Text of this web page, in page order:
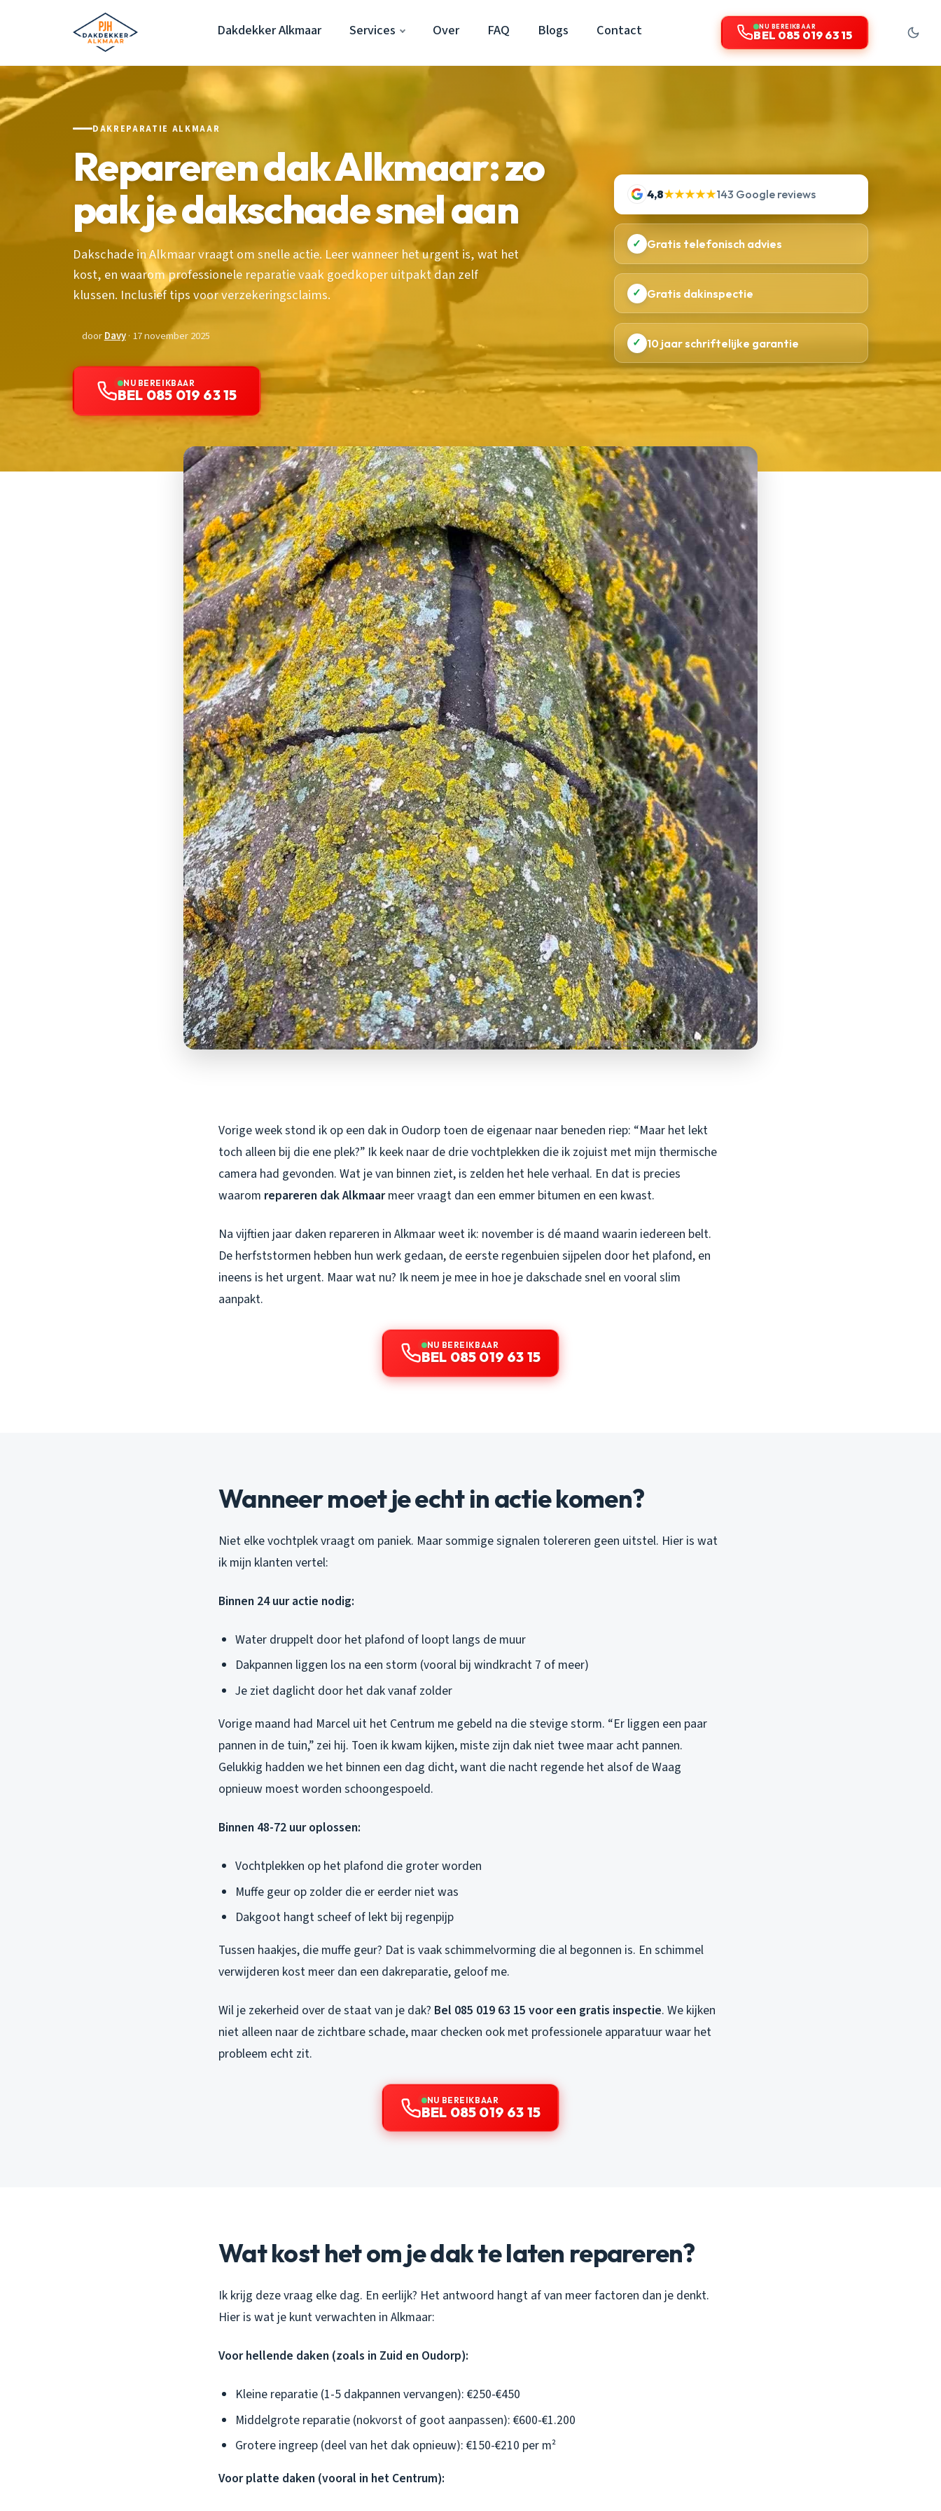
Dakdekker Alkmaar Services Over FAQ Blogs Contact NU BEREIKBAAR
BEL 085 019 63 15
DAKREPARATIE ALKMAAR
Repareren dak Alkmaar: zo
pak je dakschade snel aan
Dakschade in Alkmaar vraagt om snelle actie. Leer wanneer het urgent is, wat het
kost, en waarom professionele reparatie vaak goedkoper uitpakt dan zelf
klussen. Inclusief tips voor verzekeringsclaims.
doorDavy· 17 november 2025
NU BEREIKBAAR
BEL 085 019 63 15
4,8★★★★★143 Google reviews
✓ Gratis telefonisch advies
✓ Gratis dakinspectie
✓ 10 jaar schriftelijke garantie
Vorige week stond ik op een dak in Oudorp toen de eigenaar naar beneden riep: “Maar het lekt
toch alleen bij die ene plek?” Ik keek naar de drie vochtplekken die ik zojuist met mijn thermische
camera had gevonden. Wat je van binnen ziet, is zelden het hele verhaal. En dat is precies
waarom repareren dak Alkmaarmeer vraagt dan een emmer bitumen en een kwast.
Na vijftien jaar daken repareren in Alkmaar weet ik: november is dé maand waarin iedereen belt.
De herfststormen hebben hun werk gedaan, de eerste regenbuien sijpelen door het plafond, en
ineens is het urgent. Maar wat nu? Ik neem je mee in hoe je dakschade snel en vooral slim
aanpakt.
NU BEREIKBAAR
BEL 085 019 63 15
Wanneer moet je echt in actie komen?
Niet elke vochtplek vraagt om paniek. Maar sommige signalen tolereren geen uitstel. Hier is wat
ik mijn klanten vertel:
Binnen 24 uur actie nodig:
Water druppelt door het plafond of loopt langs de muur
Dakpannen liggen los na een storm (vooral bij windkracht 7 of meer)
Je ziet daglicht door het dak vanaf zolder
Vorige maand had Marcel uit het Centrum me gebeld na die stevige storm. “Er liggen een paar
pannen in de tuin,” zei hij. Toen ik kwam kijken, miste zijn dak niet twee maar acht pannen.
Gelukkig hadden we het binnen een dag dicht, want die nacht regende het alsof de Waag
opnieuw moest worden schoongespoeld.
Binnen 48-72 uur oplossen:
Vochtplekken op het plafond die groter worden
Muffe geur op zolder die er eerder niet was
Dakgoot hangt scheef of lekt bij regenpijp
Tussen haakjes, die muffe geur? Dat is vaak schimmelvorming die al begonnen is. En schimmel
verwijderen kost meer dan een dakreparatie, geloof me.
Wil je zekerheid over de staat van je dak? Bel 085 019 63 15 voor een gratis inspectie. We kijken
niet alleen naar de zichtbare schade, maar checken ook met professionele apparatuur waar het
probleem echt zit.
NU BEREIKBAAR
BEL 085 019 63 15
Wat kost het om je dak te laten repareren?
Ik krijg deze vraag elke dag. En eerlijk? Het antwoord hangt af van meer factoren dan je denkt.
Hier is wat je kunt verwachten in Alkmaar:
Voor hellende daken (zoals in Zuid en Oudorp):
Kleine reparatie (1-5 dakpannen vervangen): €250-€450
Middelgrote reparatie (nokvorst of goot aanpassen): €600-€1.200
Grotere ingreep (deel van het dak opnieuw): €150-€210 per m²
Voor platte daken (vooral in het Centrum):